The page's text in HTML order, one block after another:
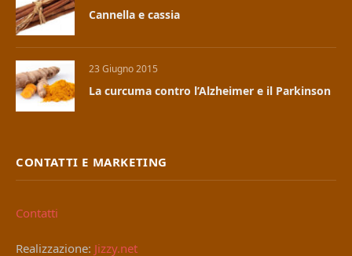
Cannella e cassia
23 Giugno 2015
La curcuma contro l’Alzheimer e il Parkinson
CONTATTI E MARKETING
Contatti
Realizzazione: Jizzy.net